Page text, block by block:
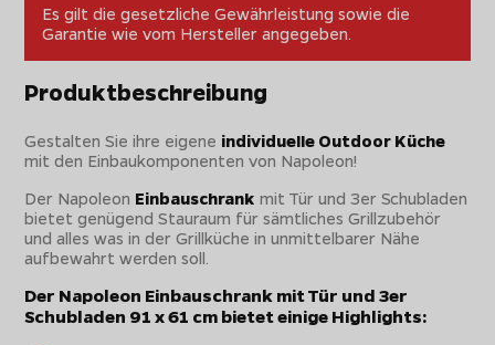
Es gilt die gesetzliche Gewährleistung sowie die
Garantie wie vom Hersteller angegeben.
Produktbeschreibung
Gestalten Sie ihre eigene individuelle Outdoor Küche
mit den Einbaukomponenten von Napoleon!
Der Napoleon Einbauschrank mit Tür und 3er Schubladen
bietet genügend Stauraum für sämtliches Grillzubehör
und alles was in der Grillküche in unmittelbarer Nähe
aufbewahrt werden soll.
Der Napoleon Einbauschrank mit Tür und 3er
Schubladen 91 x 61 cm bietet einige Highlights: